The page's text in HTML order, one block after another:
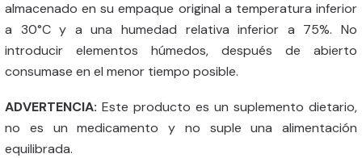
almacenado en su empaque original a temperatura inferior
a 30°C y a una humedad relativa inferior a 75%. No
introducir elementos húmedos, después de abierto
consumase en el menor tiempo posible.
ADVERTENCIA: Este producto es un suplemento dietario,
no es un medicamento y no suple una alimentación
equilibrada.